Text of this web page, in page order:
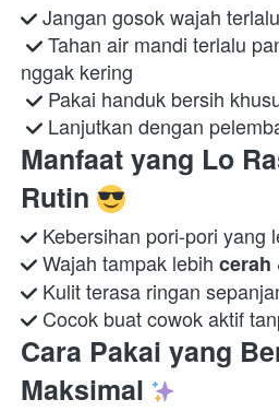
Jangan gosok wajah
Tahan air mandi terlalu
nggak kering
Pakai handuk bersih
Lanjutkan dengan
Manfaat yang Lo
Rutin
Wajah tampak lebih cerah
Cocok buat cowok aktif
Cara Pakai yang
Maksimal